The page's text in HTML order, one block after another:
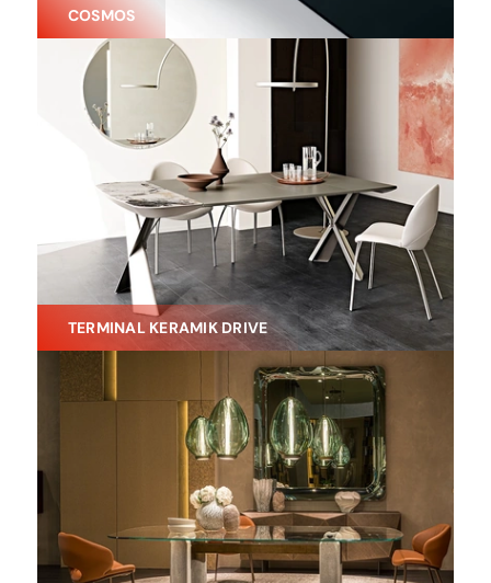
COSMOS
TERMINAL KERAMIK DRIVE